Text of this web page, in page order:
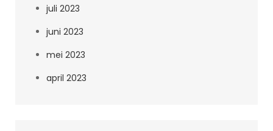
juli 2023
juni 2023
mei 2023
april 2023